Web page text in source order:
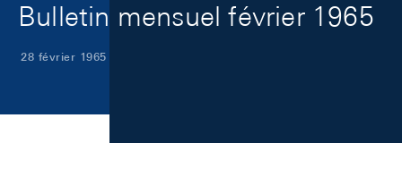
Bulletin mensuel février 1965
28 février 1965